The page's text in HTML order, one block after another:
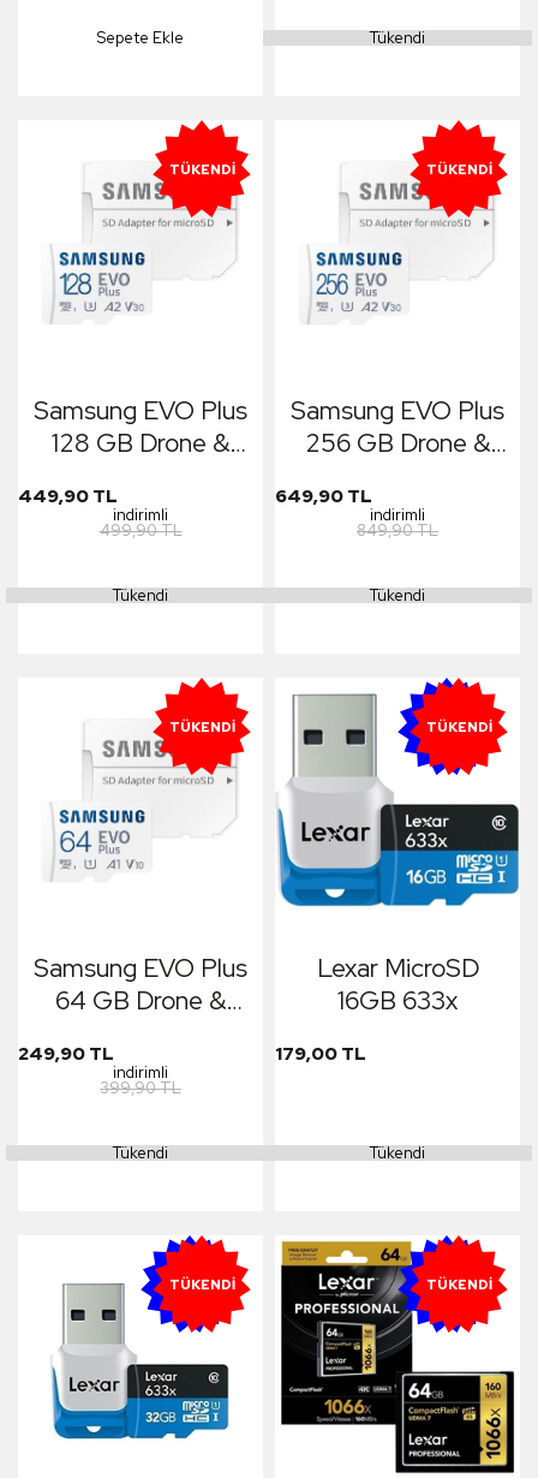
Sepete Ekle Tükendi
TÜKENDI
Samsung EVO Plus
128 GB Drone &
Araç İçi Kamera İçin
Yüksek Hızlı Hafıza
449,90 TL
indirimli
499,90 TL
Tükendi
TÜKENDI
Samsung EVO Plus
256 GB Drone &
Araç İçi Kamera İçin
Yüksek Hızlı Hafıza
649,90 TL
indirimli
849,90 TL
Tükendi
TÜKENDI
Samsung EVO Plus
64 GB Drone &
Araç İçi Kamera İçin
Yüksek Hızlı Hafıza
249,90 TL
indirimli
399,90 TL
Tükendi
YENI
TÜKENDI
Lexar MicroSD
16GB 633x
179,00 TL
Tükendi
YENI
TÜKENDI YENI
TÜKENDI